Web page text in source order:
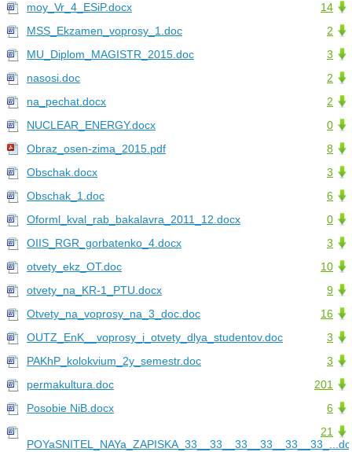
14
moy_Vr_4_ESiP.docx
2
MSS_Ekzamen_voprosy_1.doc
3
MU_Diplom_MAGISTR_2015.doc
2
nasosi.doc
2
na_pechat.docx
0
NUCLEAR_ENERGY.docx
8
Obraz_osen-zima_2015.pdf
3
Obschak.docx
6
Obschak_1.doc
0
Oforml_kval_rab_bakalavra_2011_12.docx
3
OIIS_RGR_gorbatenko_4.docx
10
otvety_ekz_OT.doc
9
otvety_na_KR-1_PTU.docx
16
Otvety_na_voprosy_na_3_doc.doc
3
OUTZ_EnK__voprosy_i_otvety_dlya_studentov.doc
3
PAKhP_kolokvium_2y_semestr.doc
201
permakultura.doc
6
Posobie NiB.docx
21